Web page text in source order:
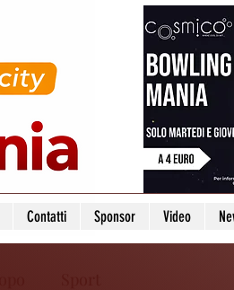
Contatti Sponsor Video